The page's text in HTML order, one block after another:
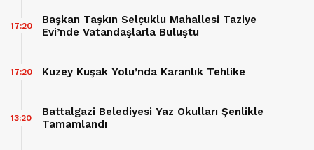
Başkan Taşkın Selçuklu Mahallesi Taziye
Evi’nde Vatandaşlarla Buluştu
17:20
Kuzey Kuşak Yolu’nda Karanlık Tehlike
17:20
Battalgazi Belediyesi Yaz Okulları Şenlikle
Tamamlandı
13:20